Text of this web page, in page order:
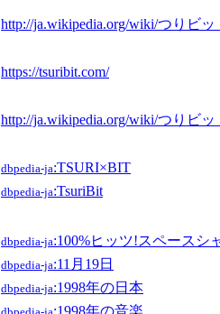
http://ja.wikipedia.org/wiki/つりビッ
https://tsuribit.com/
http://ja.wikipedia.org/wiki/つりビッ
dbpedia-ja:TSURI×BIT
dbpedia-ja:TsuriBit
dbpedia-ja:100%ヒッツ!スペースシ
dbpedia-ja:11月19日
dbpedia-ja:1998年の日本